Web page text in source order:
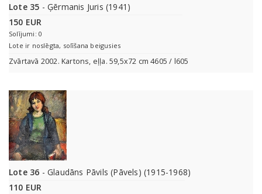
Lote 35 - Ģērmanis Juris (1941)
150 EUR
Solījumi: 0
Lote ir noslēgta, solīšana beigusies
Zvārtavā 2002. Kartons, eļļa. 59,5x72 cm 4605 / l605
Lote 36 - Glaudāns Pāvils (Pāvels) (1915-1968)
110 EUR